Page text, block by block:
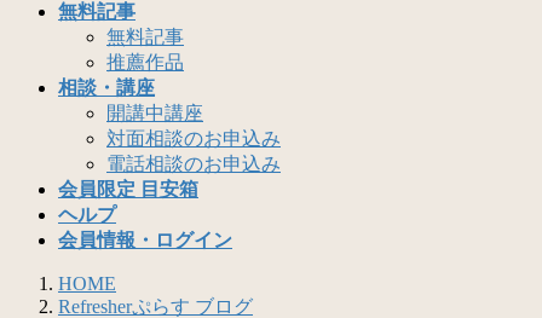
無料記事
無料記事
推薦作品
相談・講座
開講中講座
対面相談のお申込み
電話相談のお申込み
会員限定 目安箱
ヘルプ
会員情報・ログイン
HOME
Refresherぷらす ブログ